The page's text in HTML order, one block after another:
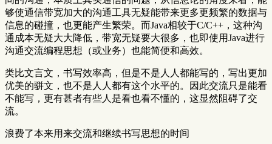
够使通信带宽加大的沟通工具无疑能带来更多更频繁的数据与
信息的碰撞，也更能产生繁荣。而Java相较于C/C++，这种沟
通成本无疑大大降低，带宽无疑要大很多，也即使用Java进行
沟通交流编程思想（或业务）也能简便和高效。
类比文言文，书写效率高，但是不是人人都能写的，写出更加
优美的骈文，也不是人人都有这个水平的。因此交流只是能看
不能写，更有甚者有些人是看也看不懂的，这显然阻碍了交
流。
浪费了本来用来交流和继续书写思想的时间